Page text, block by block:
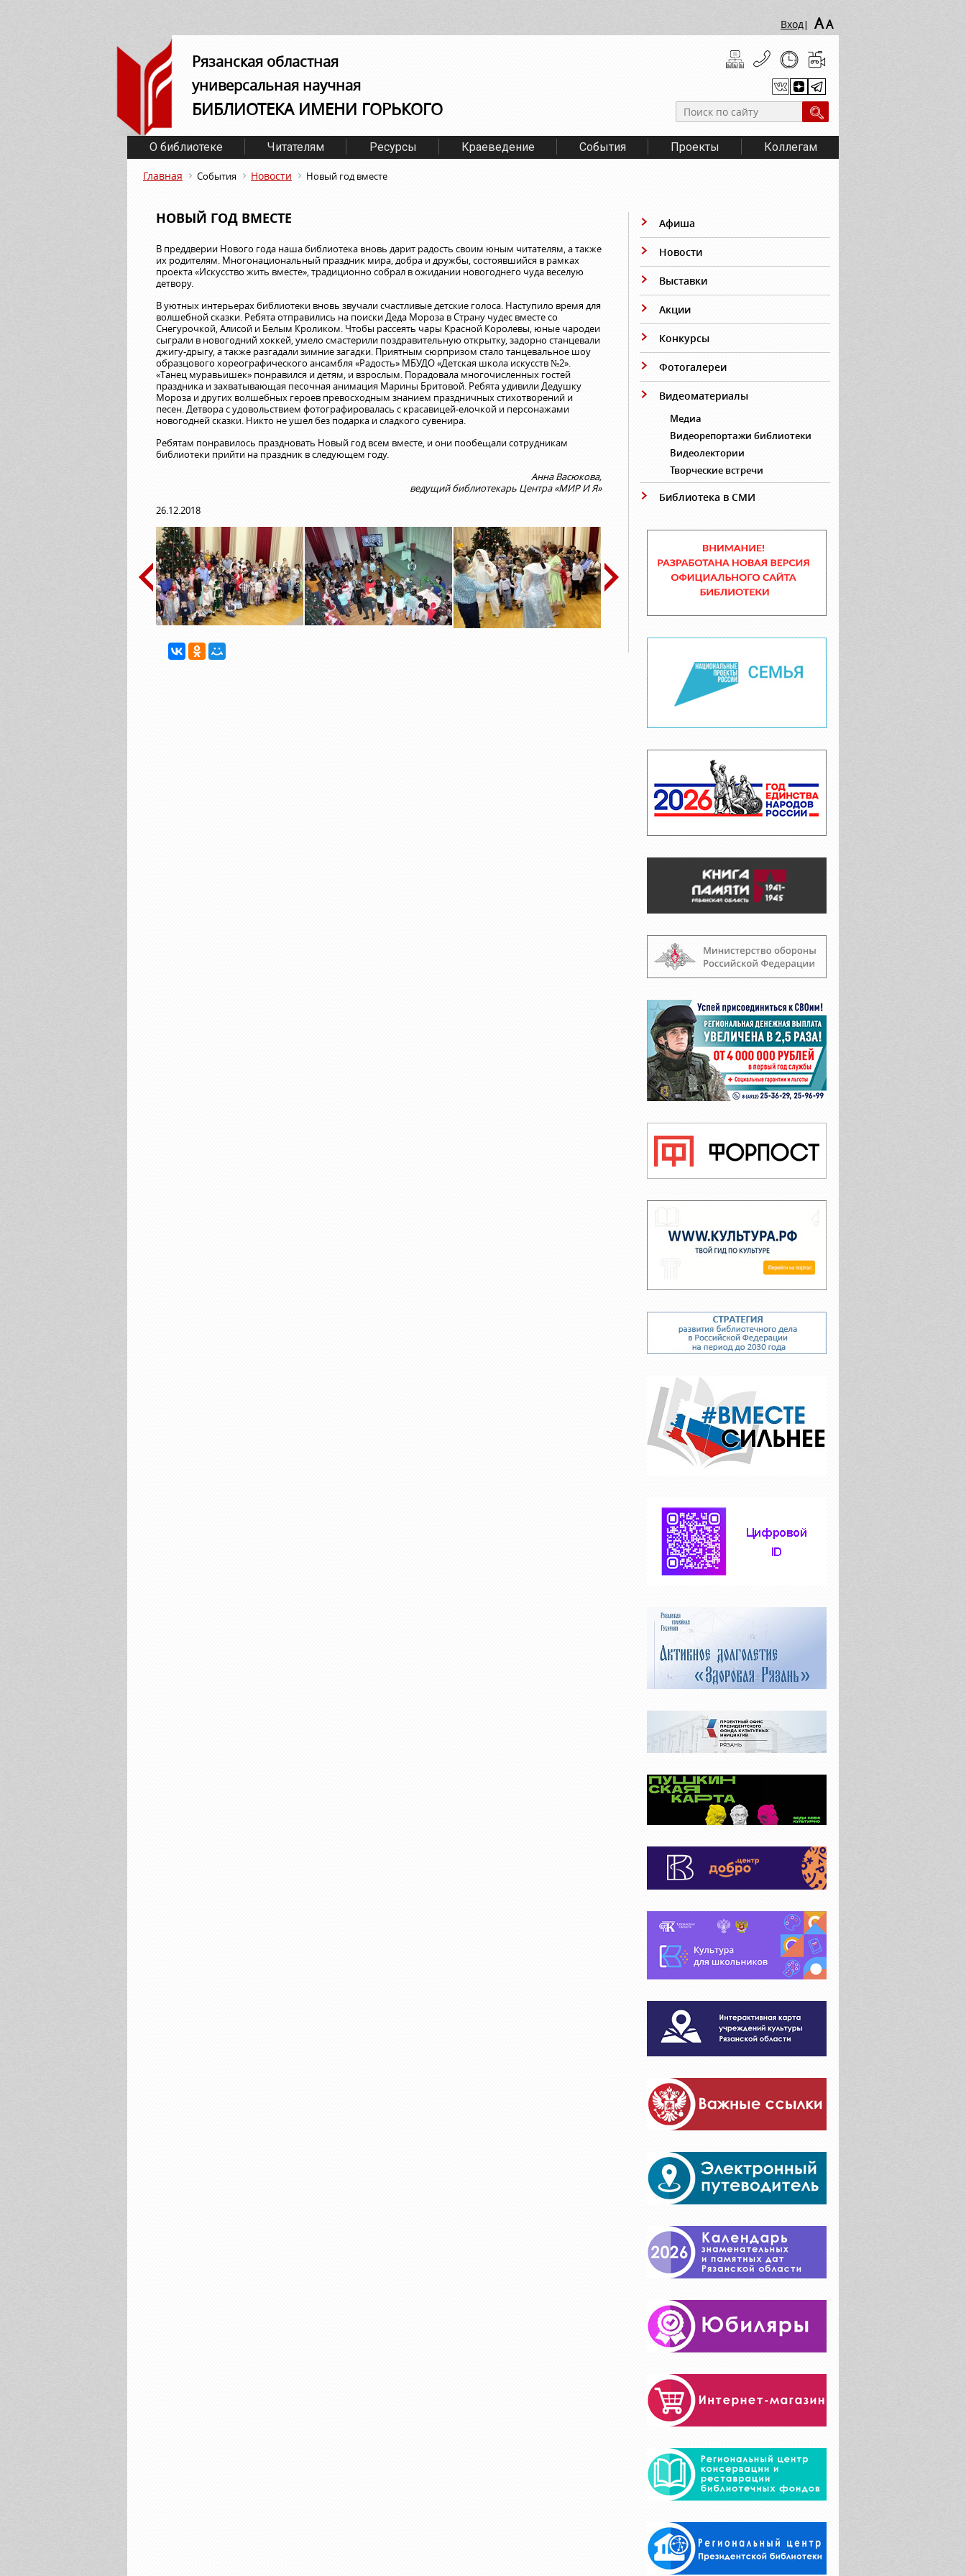
Вход| AA
Рязанская областная
универсальная научная
БИБЛИОТЕКА ИМЕНИ ГОРЬКОГО
О библиотеке Читателям Ресурсы Краеведение События Проекты Коллегам
Главная События Новости Новый год вместе
НОВЫЙ ГОД ВМЕСТЕ
В преддверии Нового года наша библиотека вновь дарит радость своим юным читателям, а также
их родителям. Многонациональный праздник мира, добра и дружбы, состоявшийся в рамках
проекта «Искусство жить вместе», традиционно собрал в ожидании новогоднего чуда веселую
детвору.
В уютных интерьерах библиотеки вновь звучали счастливые детские голоса. Наступило время для
волшебной сказки. Ребята отправились на поиски Деда Мороза в Страну чудес вместе со
Снегурочкой, Алисой и Белым Кроликом. Чтобы рассеять чары Красной Королевы, юные чародеи
сыграли в новогодний хоккей, умело смастерили поздравительную открытку, задорно станцевали
джигу-дрыгу, а также разгадали зимние загадки. Приятным сюрпризом стало танцевальное шоу
образцового хореографического ансамбля «Радость» МБУДО «Детская школа искусств №2».
«Танец муравьишек» понравился и детям, и взрослым. Порадовала многочисленных гостей
праздника и захватывающая песочная анимация Марины Бритовой. Ребята удивили Дедушку
Мороза и других волшебных героев превосходным знанием праздничных стихотворений и
песен. Детвора с удовольствием фотографировалась с красавицей-елочкой и персонажами
новогодней сказки. Никто не ушел без подарка и сладкого сувенира.
Ребятам понравилось праздновать Новый год всем вместе, и они пообещали сотрудникам
библиотеки прийти на праздник в следующем году.
Анна Васюкова,
ведущий библиотекарь Центра «МИР И Я»
26.12.2018
Афиша
Новости
Выставки
Акции
Конкурсы
Фотогалереи
Видеоматериалы
Медиа
Видеорепортажи библиотеки
Видеолектории
Творческие встречи
Библиотека в СМИ